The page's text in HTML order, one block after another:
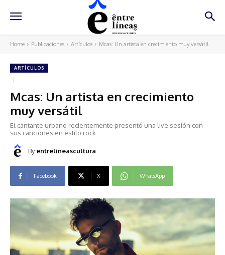
Home Publicaciones Artículos Mcas: Un artista en crecimiento muy versátil
ARTÍCULOS
Mcas: Un artista en crecimiento
muy versátil
El cantante urbano recientemente presentó una live sesión con
sus canciones en estilo rock
By entrelineascultura
Facebook X WhatsApp